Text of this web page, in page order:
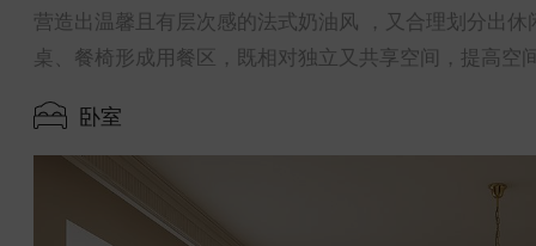
营造出温馨且有层次感的法式奶油风 ，又合理划分出
桌、餐椅形成用餐区，既相对独立又共享空间，提高空
卧室